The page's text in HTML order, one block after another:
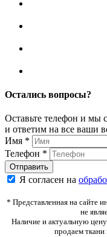
Остались вопросы?
Оставьте телефон и мы
и ответим на все ваши
Имя *
Телефон *
Я согласен на
* Представленная на сайте
не
Наличие и актуальную
продаем ткани